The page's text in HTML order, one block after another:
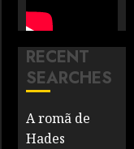
RECENT
SEARCHES
A romã de
Hades